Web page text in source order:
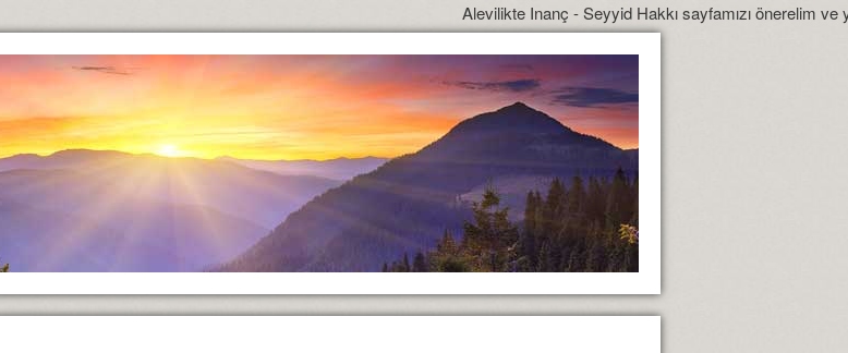
Alevilikte Inanç - Seyyid Hakkı sayfamızı önerelim ve